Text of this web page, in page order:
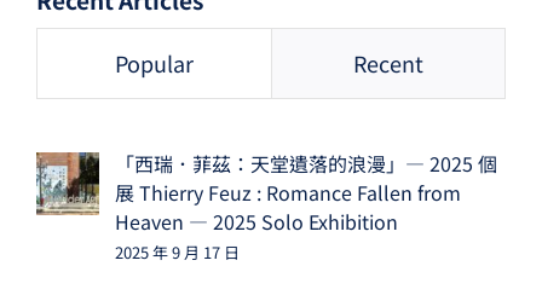
Popular Recent
「西瑞．菲茲：天堂遺落的浪漫」— 2025 個
展 Thierry Feuz : Romance Fallen from
Heaven — 2025 Solo Exhibition
2025 年 9 月 17 日